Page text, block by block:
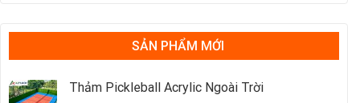
SẢN PHẨM MỚI
Thảm Pickleball Acrylic Ngoài Trời